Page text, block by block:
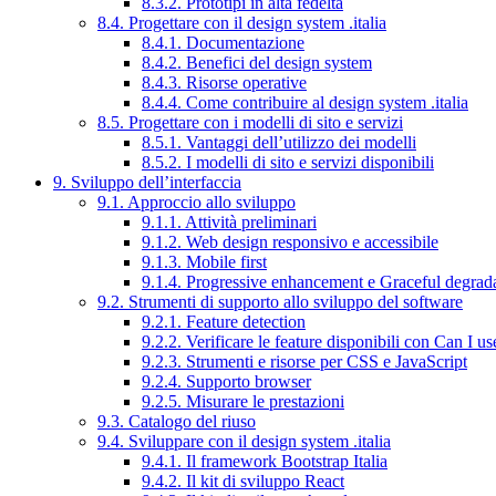
8.4. Progettare con il design system .italia
8.4.1. Documentazione
8.4.2. Benefici del design system
8.4.3. Risorse operative
8.4.4. Come contribuire al design system .italia
8.5. Progettare con i modelli di sito e servizi
8.5.1. Vantaggi dell’utilizzo dei modelli
8.5.2. I modelli di sito e servizi disponibili
9. Sviluppo dell’interfaccia
9.1. Approccio allo sviluppo
9.1.1. Attività preliminari
9.1.2. Web design responsivo e accessibile
9.1.3. Mobile first
9.1.4. Progressive enhancement e Graceful
9.2. Strumenti di supporto allo sviluppo del software
9.2.1. Feature detection
9.2.2. Verificare le feature disponibili con Can I
9.2.3. Strumenti e risorse per CSS e JavaScript
9.2.4. Supporto browser
9.2.5. Misurare le prestazioni
9.3. Catalogo del riuso
9.4. Sviluppare con il design system .italia
9.4.1. Il framework Bootstrap Italia
9.4.2. Il kit di sviluppo React